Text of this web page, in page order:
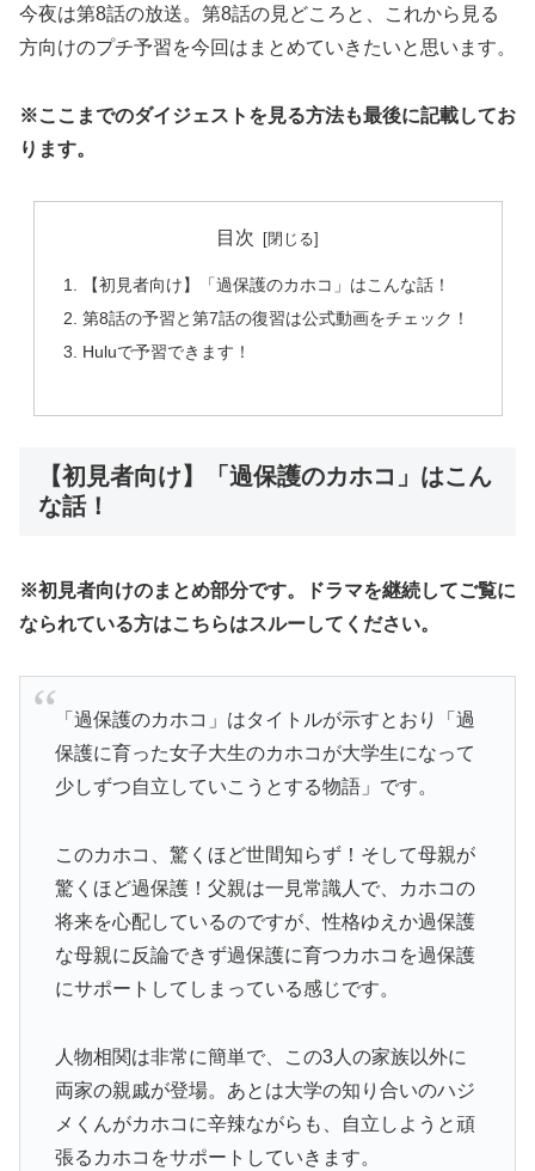
今夜は第8話の放送。第8話の見どころと、これから見る
方向けのプチ予習を今回はまとめていきたいと思います。
※ここまでのダイジェストを見る方法も最後に記載してお
ります。
目次
【初見者向け】「過保護のカホコ」はこんな話！
第8話の予習と第7話の復習は公式動画をチェック！
Huluで予習できます！
【初見者向け】「過保護のカホコ」はこん
な話！
※初見者向けのまとめ部分です。ドラマを継続してご覧に
なられている方はこちらはスルーしてください。
「過保護のカホコ」はタイトルが示すとおり「過
保護に育った女子大生のカホコが大学生になって
少しずつ自立していこうとする物語」です。
このカホコ、驚くほど世間知らず！そして母親が
驚くほど過保護！父親は一見常識人で、カホコの
将来を心配しているのですが、性格ゆえか過保護
な母親に反論できず過保護に育つカホコを過保護
にサポートしてしまっている感じです。
人物相関は非常に簡単で、この3人の家族以外に
両家の親戚が登場。あとは大学の知り合いのハジ
メくんがカホコに辛辣ながらも、自立しようと頑
張るカホコをサポートしていきます。